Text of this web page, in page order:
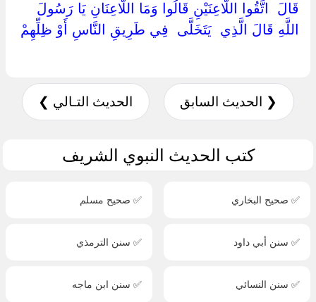
‏قَالَ ‏ ‏اتَّقُوا اللَّاعِنَيْنِ قَالُوا وَمَا اللَّاعِنَانِ يَا رَسُولَ
اللَّهِ قَالَ الَّذِي ‏ ‏يَتَخَلَّى ‏ ‏فِي طَرِيقِ النَّاسِ أَوْ ظِلِّهِمْ
❮ الحديث السابق الحديث التـالي ❯
كتب الحديث النبوي الشريف
✅ صحيح البخاري ✅ صحيح مسلم
✅ سنن أبي داود ✅ سنن الترمذي
✅ سنن النسائي ✅ سنن ابن ماجه